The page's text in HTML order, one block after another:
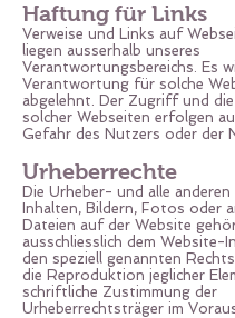
Haftung für Links
Verweise und Links auf
liegen ausserhalb unseres
Verantwortungsbereichs. Es
Verantwortung für solche
abgelehnt. Der Zugriff und
solcher Webseiten erfolgen
Gefahr des Nutzers oder der
Urheberrechte
Die Urheber- und alle anderen
Inhalten, Bildern, Fotos oder
Dateien auf der Website
ausschliesslich dem Website-
den speziell genannten
die Reproduktion jeglicher
schriftliche Zustimmung der
Urheberrechtsträger im